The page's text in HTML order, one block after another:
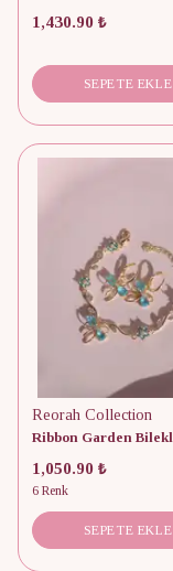
1,430.90 ₺
SEPETE EKLE
Reorah Collection
1,050.90 ₺
6 Renk
SEPETE EKLE